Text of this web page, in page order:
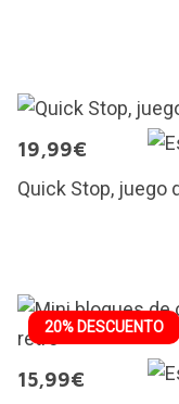
19,99€
Quick Stop, juego
20% DESCUENTO
15,99€